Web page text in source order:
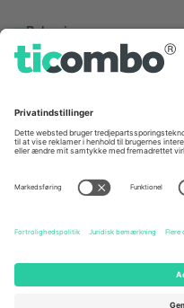
Bulgaria
Regus Sofia City West, bul
Totleben 53-55, 1606 Sofia,
Mexico
Av Chapultepec 360, Roma
Norte, Cuauhtémoc, 06700
Ciudad de México, CDMX,
sted, begivenhed og/eller
begivenhedsside, tryk og
Ticombo. Alle rettigheder